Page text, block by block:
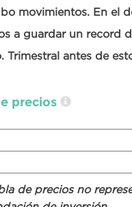
movimientos. En el
a guardar un record
Trimestral antes de
precios
de precios no